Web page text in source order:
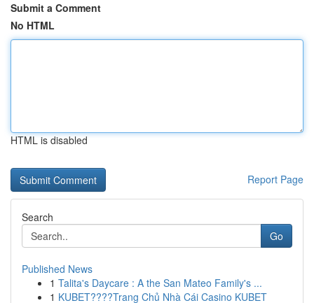
Submit a Comment
No HTML
HTML is disabled
Report Page
Search
Go
Published News
1 Talita's Daycare : A the San Mateo Family's ...
1 KUBET????️Trang Chủ Nhà Cái Casino KUBET